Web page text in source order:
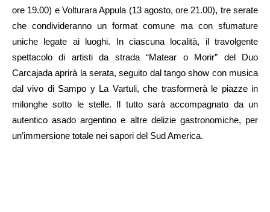
ore 19.00) e Volturara Appula (13 agosto, ore 21.00), tre serate
che condivideranno un format comune ma con sfumature
uniche legate ai luoghi. In ciascuna località, il travolgente
spettacolo di artisti da strada “Matear o Morir” del Duo
Carcajada aprirà la serata, seguito dal tango show con musica
dal vivo di Sampo y La Vartuli, che trasformerà le piazze in
milonghe sotto le stelle. Il tutto sarà accompagnato da un
autentico asado argentino e altre delizie gastronomiche, per
un’immersione totale nei sapori del Sud America.